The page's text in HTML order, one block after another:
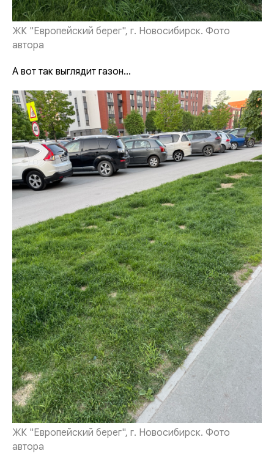
ЖК "Европейский берег", г. Новосибирск. Фото
автора
А вот так выглядит газон...
ЖК "Европейский берег", г. Новосибирск. Фото
автора